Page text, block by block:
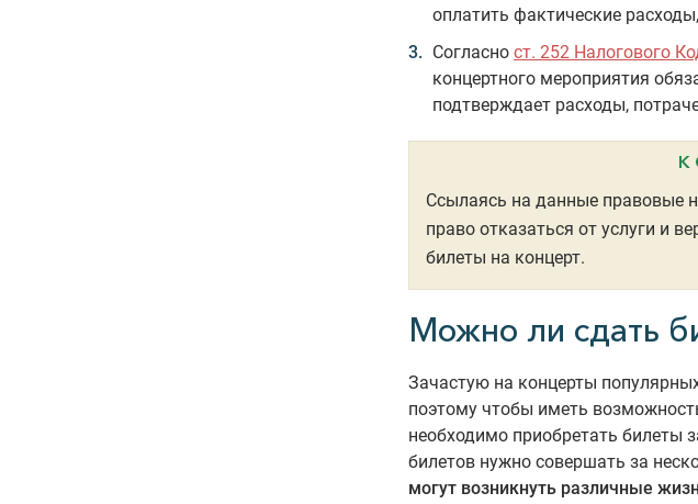
оплатить фактические
Согласно ст. 252 Налогового
концертного мероприятия
подтверждает расходы,
К
Ссылаясь на данные правовые
право отказаться от услуги и
билеты на концерт.
Можно ли сдать
Зачастую на концерты
поэтому чтобы иметь
необходимо приобретать билеты
билетов нужно совершать за
могут возникнуть различные